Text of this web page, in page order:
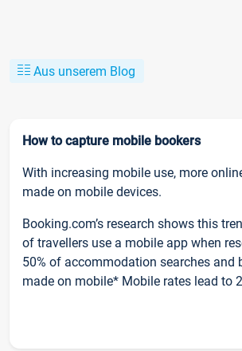
Aus unserem Blog
How to capture mobile bookers
With increasing mobile use, more
made on mobile devices.
Booking.com’s research shows this
of travellers use a mobile app when
50% of accommodation searches and
made on mobile* Mobile rates lead to